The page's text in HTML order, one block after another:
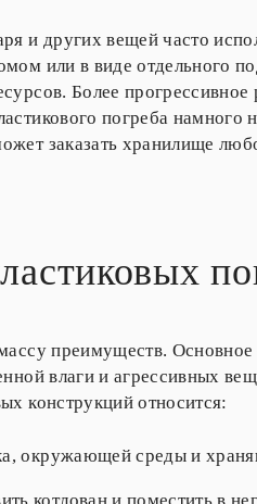
и других вещей часто
или в виде отдельного
Более
погреба намного
заказать хранилище
преимуществ. Основное
влаги и агрессивных
конструкций относится:
окружающей среды и